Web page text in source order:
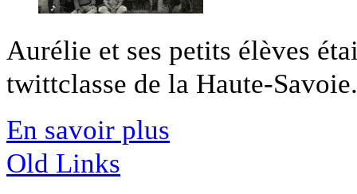
Aurélie et ses petits élèves
twittclasse de la Haute-
En savoir plus
Old Links